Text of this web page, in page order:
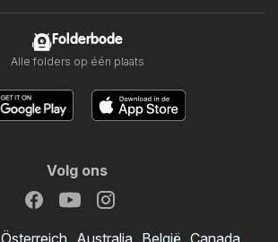
Folderbode
Alle folders op één plaats
Volg ons
Österreich Australia België Canada